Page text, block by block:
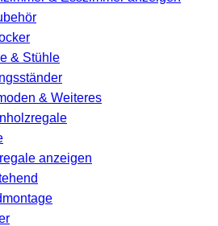
& Stühle
& Weiteres
anzeigen